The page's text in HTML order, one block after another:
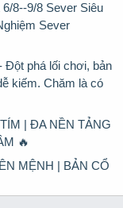
8--9/8 Sever Siêu
Sever
phá lối chơi, bản
kiếm. Chăm là có
| ĐA NỀN TẢNG
🔥
MỆNH | BẢN CỔ